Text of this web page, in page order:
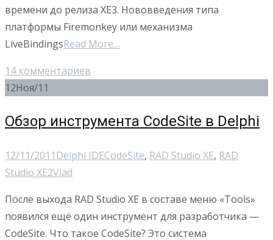
времени до релиза XE3. Нововведения типа
платформы Firemonkey или механизма
LiveBindingsRead More…
14 комментариев
12Ноя/11
Обзор инструмента CodeSite в Delphi
12/11/2011 Delphi IDECodeSite, RAD Studio XE, RAD
Studio XE2Vlad
После выхода RAD Studio XE в составе меню «Tools»
появился ещё один инструмент для разработчика —
CodeSite. Что такое CodeSite? Это система